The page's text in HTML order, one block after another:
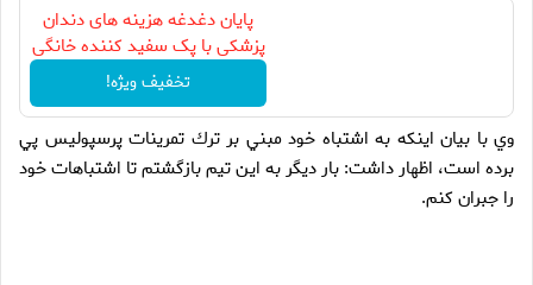
پایان دغدغه هزینه های دندان
پزشکی با پک سفید کننده خانگی
تخفیف ویژه!
وي با بيان اينكه به اشتباه خود مبني بر ترك تمرينات پرسپوليس پي
برده است، اظهار داشت: بار ديگر به اين تيم بازگشتم تا اشتباهات خود
را جبران كنم.